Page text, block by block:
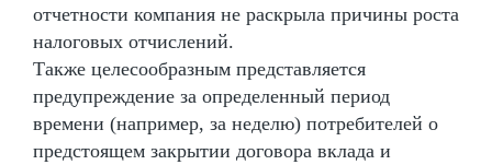
отчетности компания не раскрыла причины роста
налоговых отчислений.
Также целесообразным представляется
предупреждение за определенный период
времени (например, за неделю) потребителей о
предстоящем закрытии договора вклада и